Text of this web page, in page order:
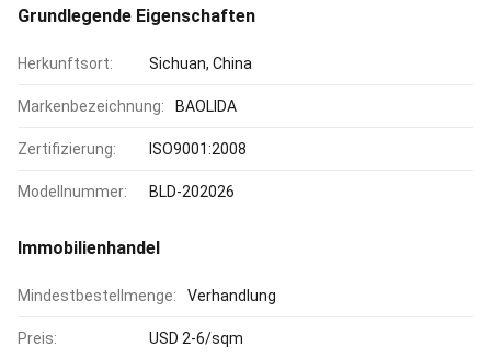
Grundlegende Eigenschaften
Herkunftsort: Sichuan, China
Markenbezeichnung: BAOLIDA
Zertifizierung: ISO9001:2008
Modellnummer: BLD-202026
Immobilienhandel
Mindestbestellmenge: Verhandlung
Preis: USD 2-6/sqm